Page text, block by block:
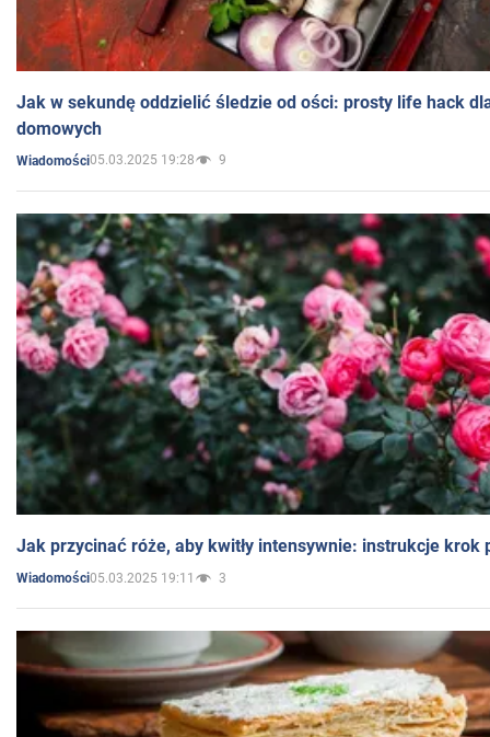
Jak w sekundę oddzielić śledzie od ości: prosty life hack
domowych
Wiadomości05.03.2025 19:28 9
Jak przycinać róże, aby kwitły intensywnie: instrukcje krok
Wiadomości05.03.2025 19:11 3